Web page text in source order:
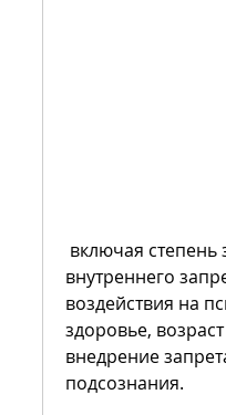
внутреннего
воздействия на
здоровье,
внедрение
подсознания.